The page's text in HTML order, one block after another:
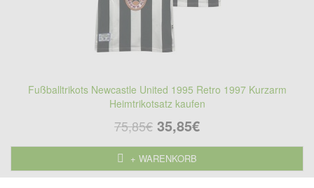
Fußballtrikots Newcastle United 1995 Retro 1997 Kurzarm
Heimtrikotsatz kaufen
75,85€ 35,85€
+ WARENKORB